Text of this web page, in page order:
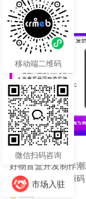
热度 22
3000.00
好物盲盒开发制作
软件系统小程序源码
热度 20
移动端二维码
微信扫码咨询
市场入驻